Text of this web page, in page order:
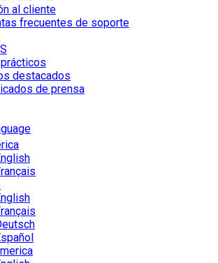
al cliente
frecuentes de soporte
destacados
de prensa